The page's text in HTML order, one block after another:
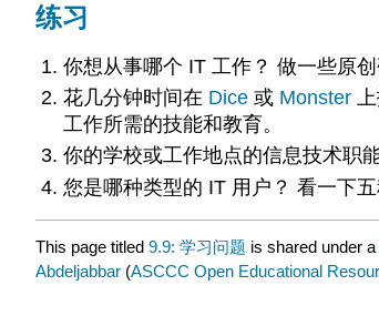
练习
你想从事哪个 IT 工作？ 做一些原
花几分钟时间在 Dice 或 Monster上
工作所需的技能和教育。
你的学校或工作地点的信息技术职
您是哪种类型的 IT 用户？ 看一下
This page titled 9.9: 学习问题 is shared under a
Abdeljabbar (ASCCC Open Educational